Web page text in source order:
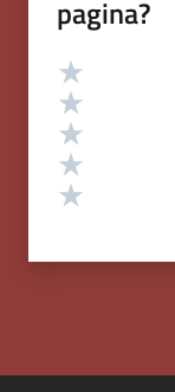
pagina?
Valutazione